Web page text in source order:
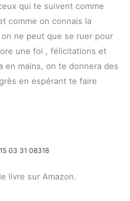
qui te suivent comme
comme on connais la
ne peut que se ruer pour
une foi , félicitations et
en mains, on te donnera des
en espérant te faire
03 31 08318
livre sur Amazon.